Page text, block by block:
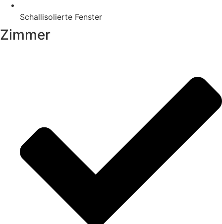
Schallisolierte Fenster
Zimmer